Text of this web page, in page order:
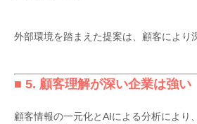
外部環境を踏まえた提案は、顧客により
■ 5. 顧客理解が深い企業は強い
顧客情報の一元化とAIによる分析により